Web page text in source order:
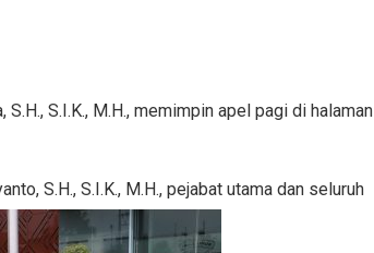
S.I.K., M.H., memimpin apel pagi di halaman
S.H., S.I.K., M.H., pejabat utama dan seluruh